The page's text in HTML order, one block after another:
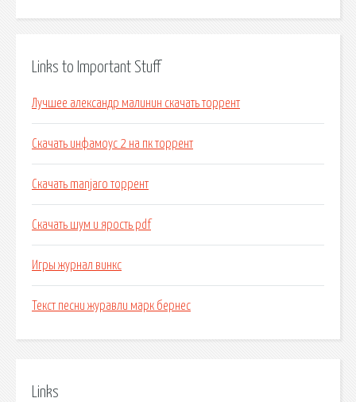
Links to Important Stuff
Лучшее александр малинин скачать торрент
Скачать инфамоус 2 на пк торрент
Скачать manjaro торрент
Скачать шум и ярость pdf
Игры журнал винкс
Текст песни журавли марк бернес
Links